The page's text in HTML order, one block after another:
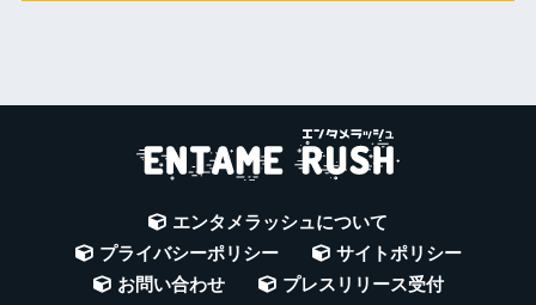
エンタメラッシュについて
プライバシーポリシー
サイトポリシー
お問い合わせ
プレスリリース受付